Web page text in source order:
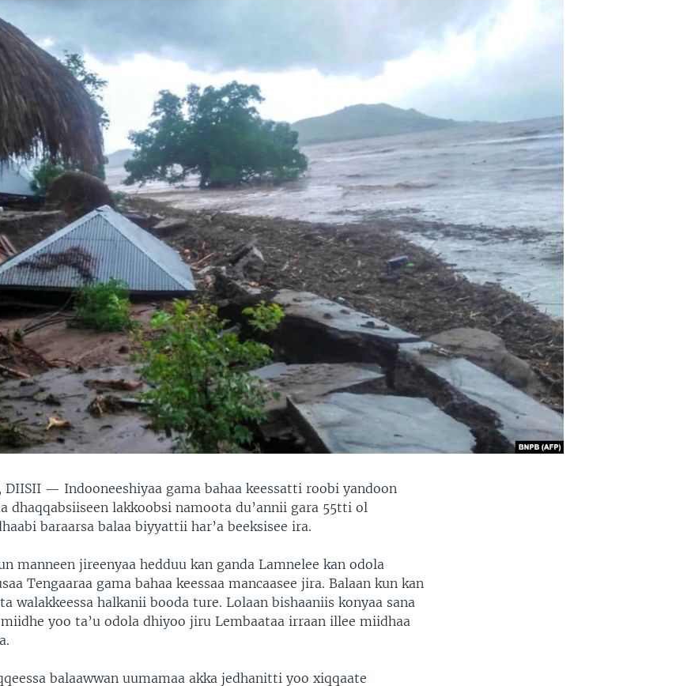
DIISII — Indooneeshiyaa gama bahaa keessatti roobi yandoon
dhaqqabsiiseen lakkoobsi namoota du’annii gara 55tti ol
baraarsa balaa biyyattii har’a beeksisee ira.
manneen jireenyaa hedduu kan ganda Lamnelee kan odola
Tengaaraa gama bahaa keessaa mancaasee jira. Balaan kun kan
walakkeessa halkanii booda ture. Lolaan bishaaniis konyaa sana
yoo ta’u odola dhiyoo jiru Lembaataa irraan illee miidhaa
balaawwan uumamaa akka jedhanitti yoo xiqqaate